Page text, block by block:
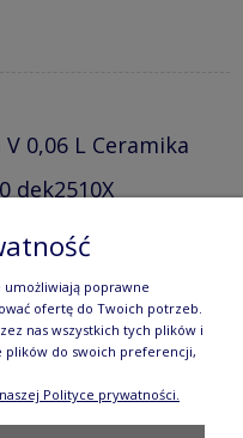
0,06 L Ceramika
dek2510X
DOSTĘPNOŚCI
poprawne
ofertę do Twoich potrzeb.
nas wszystkich tych plików i
plików do swoich preferencji,
Polityce prywatności.